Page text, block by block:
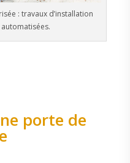
: travaux d’installation
porte de